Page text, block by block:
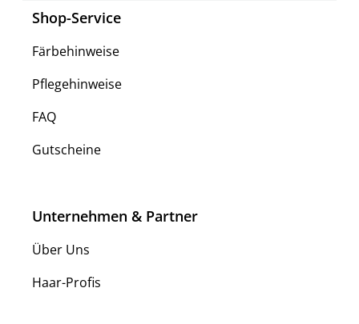
Shop-Service
Färbehinweise
Pflegehinweise
FAQ
Gutscheine
Unternehmen & Partner
Über Uns
Haar-Profis